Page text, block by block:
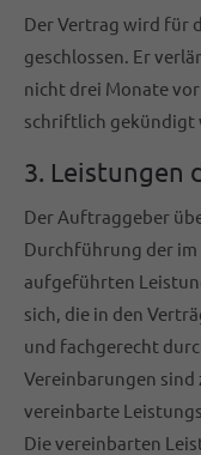
Der Vertrag wird für
geschlossen. Er
nicht drei Monate
schriftlich gekündigt
3. Leistungen
Der Auftraggeber
Durchführung der
aufgeführten
sich, die in den
und fachgerecht
Vereinbarungen
vereinbarte
Die vereinbarten